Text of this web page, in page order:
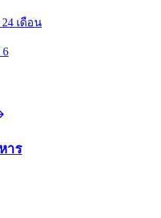
เดือน
6
าร